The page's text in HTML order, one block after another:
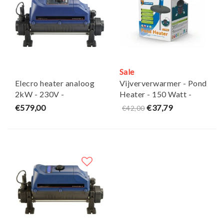
Elecro heater analoog
2kW - 230V -
AquaForte
€579,00
Sale
Vijververwarmer - Pond
Heater - 150 Watt -
SuperFish
€42,00 €37,79